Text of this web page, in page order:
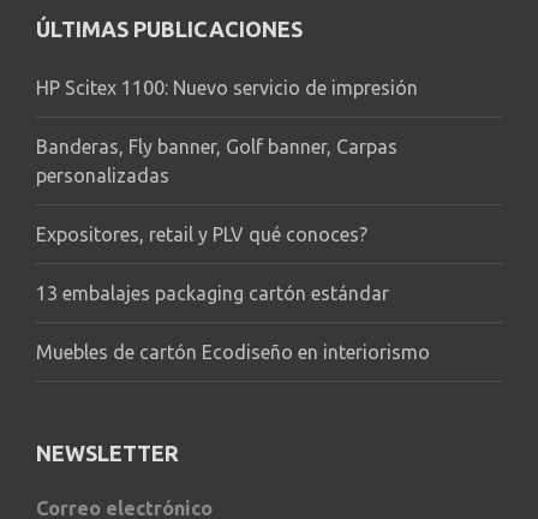
ÚLTIMAS PUBLICACIONES
HP Scitex 1100: Nuevo servicio de impresión
Banderas, Fly banner, Golf banner, Carpas
personalizadas
Expositores, retail y PLV qué conoces?
13 embalajes packaging cartón estándar
Muebles de cartón Ecodiseño en interiorismo
NEWSLETTER
Correo electrónico